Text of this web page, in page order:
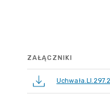
ZAŁĄCZNIKI